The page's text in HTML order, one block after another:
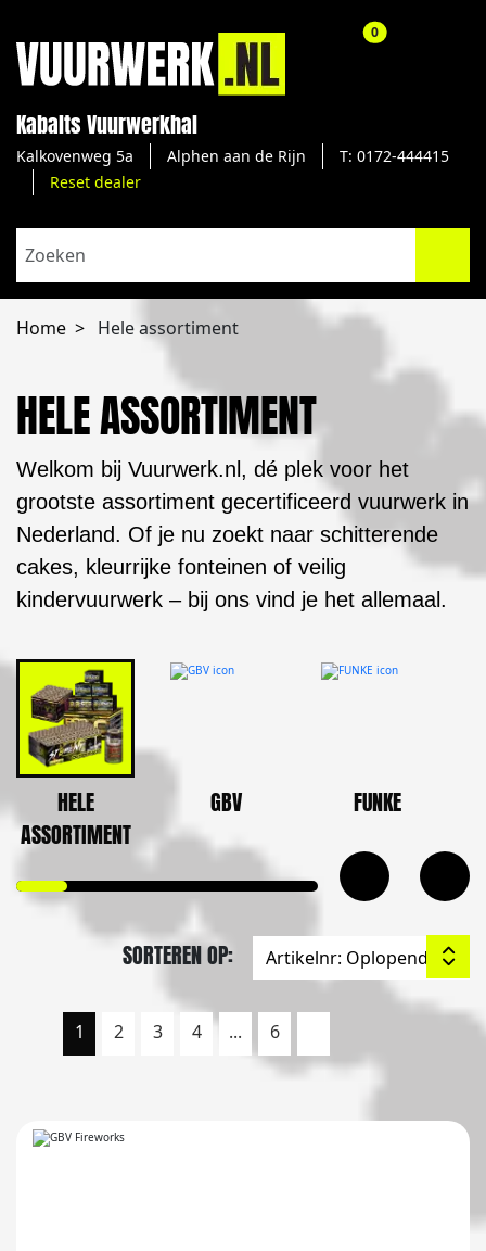
Kabalts Vuurwerkhal
Kalkovenweg 5a Alphen aan de Rijn
T: 0172-444415
Reset dealer
0aantal
Home Hele assortiment
HELE ASSORTIMENT
Welkom bij Vuurwerk.nl, dé plek voor het
grootste assortiment gecertificeerd vuurwerk in
Nederland. Of je nu zoekt naar schitterende
cakes, kleurrijke fonteinen of veilig
kindervuurwerk – bij ons vind je het allemaal.
HELE
ASSORTIMENT
GBV FUNKE
SORTEREN OP:
1 2 3 4 ... 6